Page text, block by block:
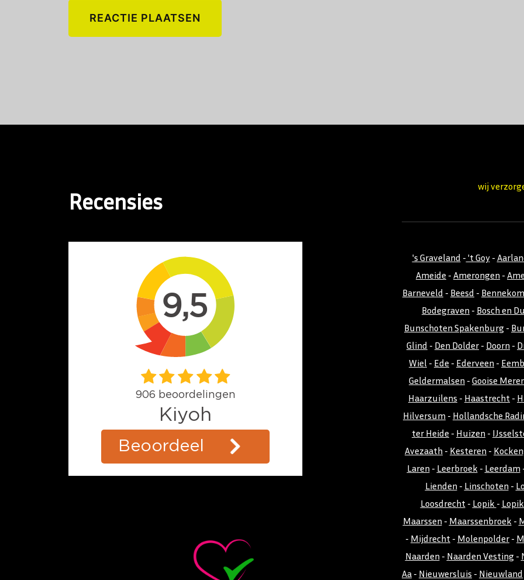
Recensies
wij
's Graveland - 't Goy-
Ameide - Amerongen -
Barneveld - Beesd - Bennekom
Bodegraven - Bosch en
Bunschoten Spakenburg -
Glind - Den Dolder - Doorn -
Wiel - Ede - Ederveen -
Geldermalsen - Gooise
Haarzuilens - Haastrecht -
Hilversum - Hollandsche
ter Heide - Huizen -
Avezaath - Kesteren -
Laren - Leerbroek - Leerdam
Lienden - Linschoten -
Loosdrecht - Lopik -
Maarssen - Maarssenbroek -
- Mijdrecht - Molenpolder -
Naarden - Naarden Vesting -
Aa - Nieuwersluis - Nieuwland